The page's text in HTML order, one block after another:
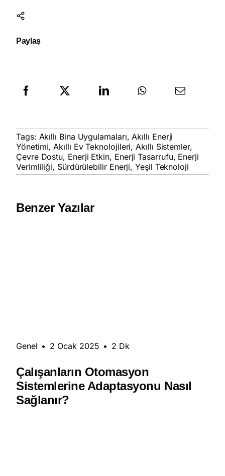
Paylaş
Tags: Akıllı Bina Uygulamaları, Akıllı Enerji
Yönetimi, Akıllı Ev Teknolojileri, Akıllı Sistemler,
Çevre Dostu, Enerji Etkin, Enerji Tasarrufu, Enerji
Verimliliği, Sürdürülebilir Enerji,Yeşil Teknoloji
Benzer Yazılar
Genel • 2 Ocak 2025 • 2 Dk
Çalışanların Otomasyon
Sistemlerine Adaptasyonu Nasıl
Sağlanır?